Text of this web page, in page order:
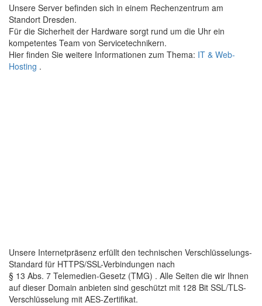
Unsere Server befinden sich in einem Rechenzentrum am
Standort Dresden.
Für die Sicherheit der Hardware sorgt rund um die Uhr ein
kompetentes Team von Servicetechnikern.
Hier finden Sie weitere Informationen zum Thema: IT & Web-
Hosting .
Unsere Internetpräsenz erfüllt den technischen Verschlüsselungs-
Standard für HTTPS/SSL-Verbindungen nach
§ 13 Abs. 7 Telemedien-Gesetz (TMG) . Alle Seiten die wir Ihnen
auf dieser Domain anbieten sind geschützt mit 128 Bit SSL/TLS-
Verschlüsselung mit AES-Zertifikat.